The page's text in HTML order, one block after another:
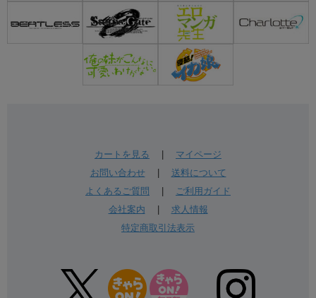
カートを見る
マイページ
お問い合わせ| 送料について
よくあるご質問
ご利用ガイド
会社案内
求人情報
特定商取引法表示